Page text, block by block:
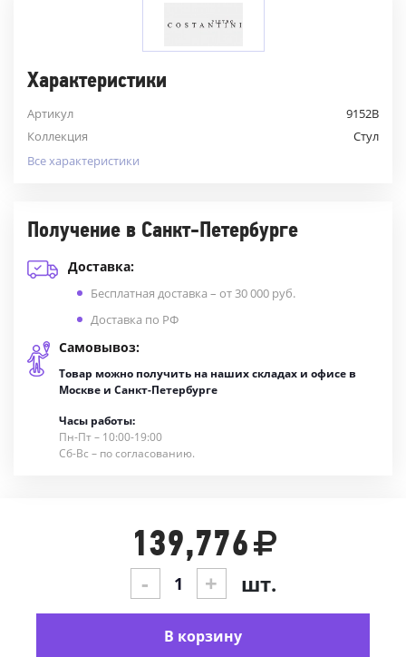
Характеристики
Артикул
9152B
Коллекция
Стул
Все характеристики
Получение в Санкт-Петербурге
Доставка:
Бесплатная доставка – от 30 000 руб.
Доставка по РФ
Самовывоз:
Товар можно получить на наших складах и офисе в
Москве и Санкт-Петербурге
Часы работы:
Пн-Пт – 10:00-19:00
Сб-Вс – по согласованию.
139,776
- + шт.
В корзину